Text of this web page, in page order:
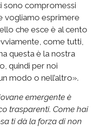
sono compromessi
vogliamo esprimere
che esce è al cento
come tutti,
questa è la nostra
quindi per noi
modo o nell’altro».
emergente è
trasparenti. Come hai
ti dà la forza di non